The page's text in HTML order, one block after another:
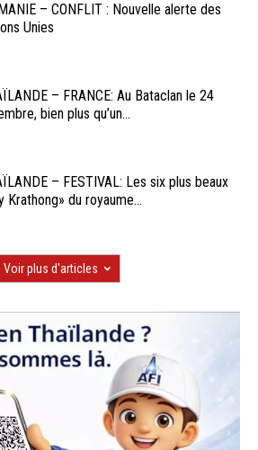
– CONFLIT : Nouvelle alerte des
Unies
– FRANCE: Au Bataclan le 24
bien plus qu’un...
– FESTIVAL: Les six plus beaux
Krathong» du royaume...
Voir plus d'articles